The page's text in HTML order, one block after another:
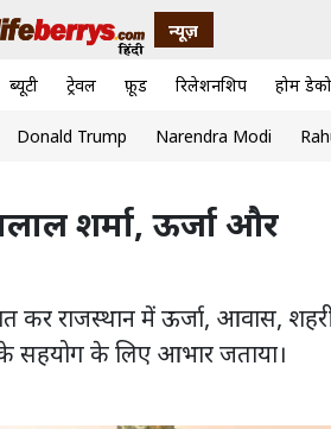
न्यूज़
ब्यूटी ट्रेवल फ़ूड रिलेशनशिप होम
Donald Trump Narendra Modi
शर्मा, ऊर्जा और
कर राजस्थान में ऊर्जा, आवास,
सहयोग के लिए आभार जताया।